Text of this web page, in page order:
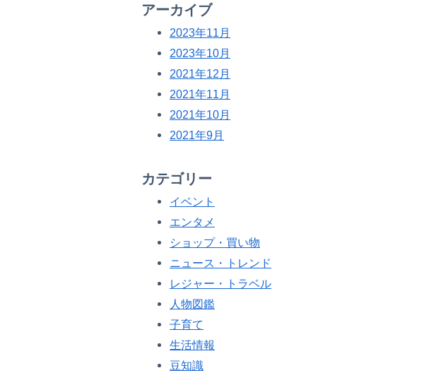
アーカイブ
2023年11月
2023年10月
2021年12月
2021年11月
2021年10月
2021年9月
カテゴリー
イベント
エンタメ
ショップ・買い物
ニュース・トレンド
レジャー・トラベル
人物図鑑
子育て
生活情報
豆知識